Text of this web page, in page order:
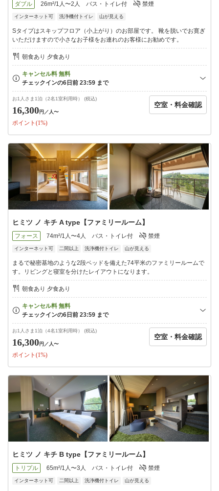
ダブル 26m²/1人〜2人 バス・トイレ付 禁煙
インターネット可 洗浄機付トイレ 山が見える
Sタイプはスキップフロア（小上がり）のお部屋です。 靴を脱いでお寛ぎ
いただけますので小さなお子様をお連れのお客様にお勧めです。
朝食あり 夕食あり
お1人さま1泊（2名1室利用時） (税込)
16,300円 ／人〜
ポイント(1%)
空室・料金確認
ヒミツ ノ キチ A type【ファミリールーム】
フォース 74m²/1人〜4人 バス・トイレ付 禁煙
インターネット可 二間以上 洗浄機付トイレ 山が見える
まるで秘密基地のような2段ベッドを備えた74平米のファミリールームで
す。リビングと寝室を分けたレイアウトになります。
朝食あり 夕食あり
お1人さま1泊（4名1室利用時） (税込)
16,300円 ／人〜
ポイント(1%)
空室・料金確認
ヒミツ ノ キチ B type【ファミリールーム】
トリプル 65m²/1人〜3人 バス・トイレ付 禁煙
インターネット可 二間以上 洗浄機付トイレ 山が見える